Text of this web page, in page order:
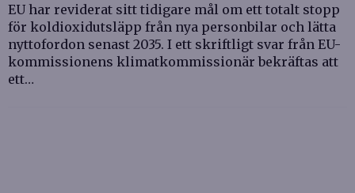
EU har reviderat sitt tidigare mål om ett totalt stopp
för koldioxidutsläpp från nya personbilar och lätta
nyttofordon senast 2035. I ett skriftligt svar från EU-
kommissionens klimatkommissionär bekräftas att
ett…